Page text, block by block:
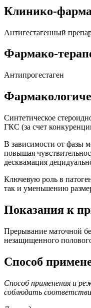
Клинико-
Антигестагенный
Фармако-
Антипрогестаген
Синтетическое
ГКС (за счет
В зависимости от фазы
повышая
десквамация
Ключевую роль в
так и уменьшению
Показания к
Прерывание маточной
незащищенного
Способ
Способ применения и
соблюдать